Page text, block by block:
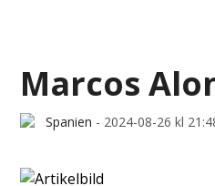
Marcos
Spanien - 2024-08-26 kl